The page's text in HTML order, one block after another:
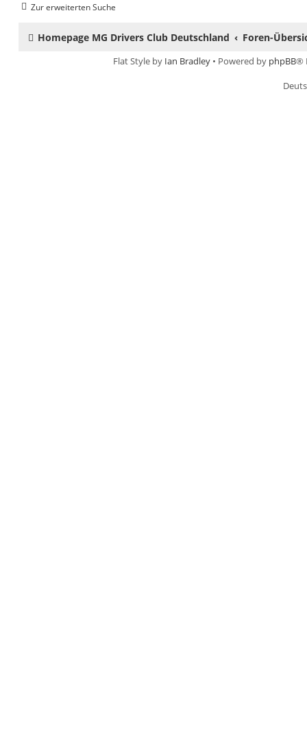
Zur erweiterten Suche
Homepage MG Drivers Club Deutschland Foren-
Flat Style by Ian Bradley • Powered by phpBB®